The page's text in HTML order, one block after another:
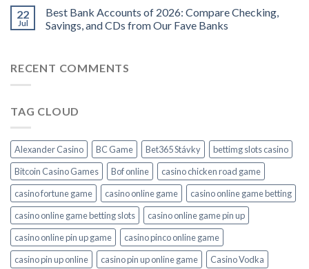
22
Jul
Best Bank Accounts of 2026: Compare Checking,
Savings, and CDs from Our Fave Banks
RECENT COMMENTS
TAG CLOUD
Alexander Casino BC Game Bet365 Stávky
bettimg slots casino
Bitcoin Casino Games
Bof online
casino chicken road game
casino fortune game
casino online game
casino online game betting
casino online game betting slots
casino online game pin up
casino online pin up game
casino pinco online game
casino pin up online
casino pin up online game
Casino Vodka